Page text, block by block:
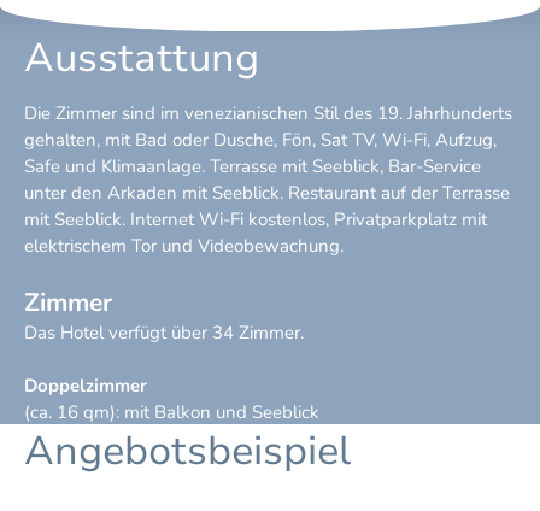
Ausstattung
Die Zimmer sind im venezianischen Stil des 19. Jahrhunderts
gehalten, mit Bad oder Dusche, Fön, Sat TV, Wi-Fi, Aufzug,
Safe und Klimaanlage. Terrasse mit Seeblick, Bar-Service
unter den Arkaden mit Seeblick. Restaurant auf der Terrasse
mit Seeblick. Internet Wi-Fi kostenlos, Privatparkplatz mit
elektrischem Tor und Videobewachung.
Zimmer
Das Hotel verfügt über 34 Zimmer.
Doppelzimmer
(ca. 16 qm): mit Balkon und Seeblick
Angebotsbeispiel